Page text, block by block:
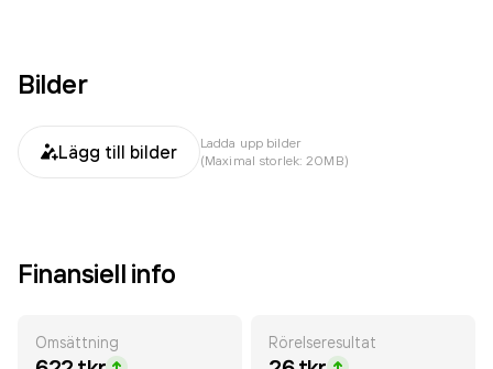
Bilder
Lägg till bilder
Ladda upp bilder
(Maximal storlek: 20MB)
Finansiell info
Omsättning Rörelseresultat